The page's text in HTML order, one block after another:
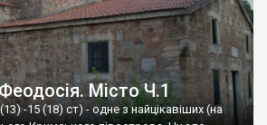
Місто Ч.1
-15 (18) ст) - одне з найцікавіших (на